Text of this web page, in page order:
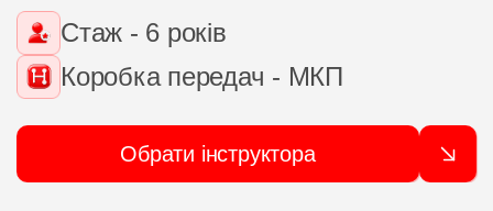
Стаж - 6 років
Коробка передач - МКП
Обрати інструктора